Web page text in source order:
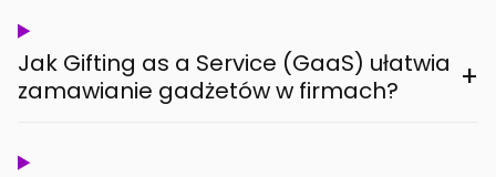
Jak Gifting as a Service (GaaS) ułatwia
zamawianie gadżetów w firmach?
+